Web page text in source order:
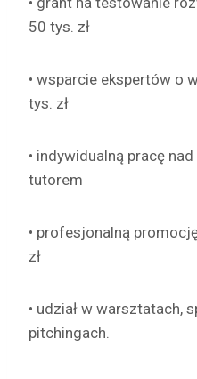
50 tys. zł
• wsparcie ekspertów o
tys. zł
• indywidualną pracę
tutorem
• profesjonalną
zł
• udział w warsztatach,
pitchingach.